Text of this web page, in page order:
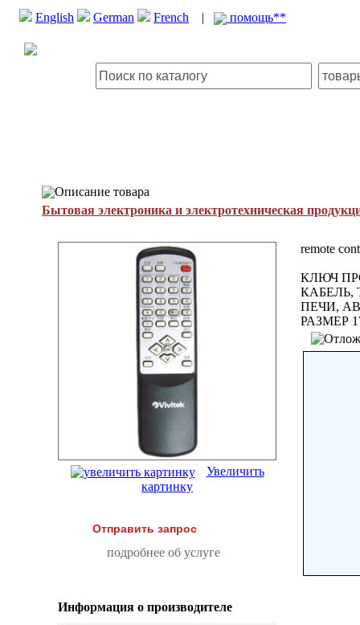
English German French | помощь**
Описание товара
Бытовая электроника и электротехническая
Увеличить
картинку
Отправить запрос
подробнее об услуге
Информация о производителе
remote
КЛЮЧ
КАБЕЛЬ,
ПЕЧИ,
РАЗМЕР